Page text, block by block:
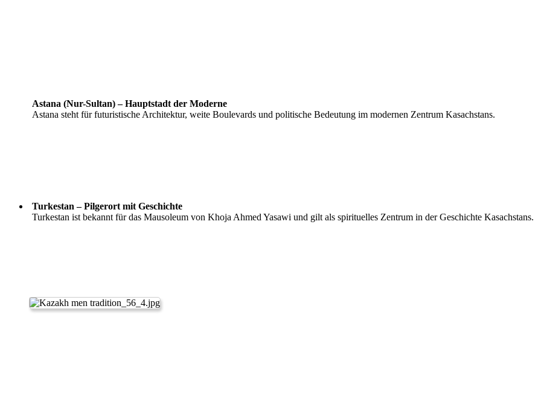
Astana (Nur-Sultan) – Hauptstadt der Moderne
Astana steht für futuristische Architektur, weite Boulevards und politische Bedeutung im modernen Zentrum Kasachstans.
Turkestan – Pilgerort mit Geschichte
Turkestan ist bekannt für das Mausoleum von Khoja Ahmed Yasawi und gilt als spirituelles Zentrum in der Geschichte Kasachstans.